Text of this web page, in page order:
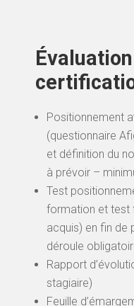
Positionnement
(questionnaire
et définition du
à prévoir –
Test
formation et test
acquis) en fin de
déroule
Rapport
stagiaire)
Feuille